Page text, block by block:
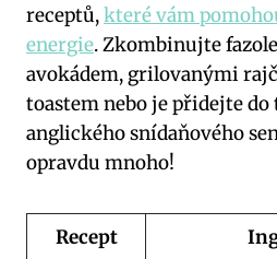
receptů,které vám
energie. Zkombinujte
avokádem, grilovanými
toastem nebo je přidejte
anglického snídaňového
opravdu mnoho!
Recept